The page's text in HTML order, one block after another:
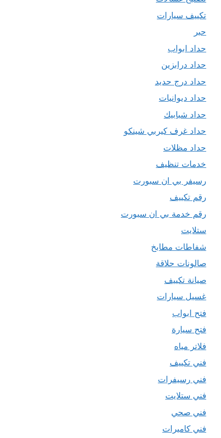
تكييف سيارات
حبر
حداد ابواب
حداد درابزين
حداد درج حديد
حداد ديوانيات
حداد شبابيك
حداد غرف كيربي شينكو
حداد مظلات
خدمات تنظيف
رسيفر بي ان سبورت
رقم تكييف
رقم خدمة بي ان سبورت
ستلايت
شفاطات مطابخ
صالونات حلاقة
صيانة تكييف
غسيل سيارات
فتح ابواب
فتح سيارة
فلاتر مياه
فني تكييف
فني رسيفرات
فني ستلايت
فني صحي
فني كاميرات